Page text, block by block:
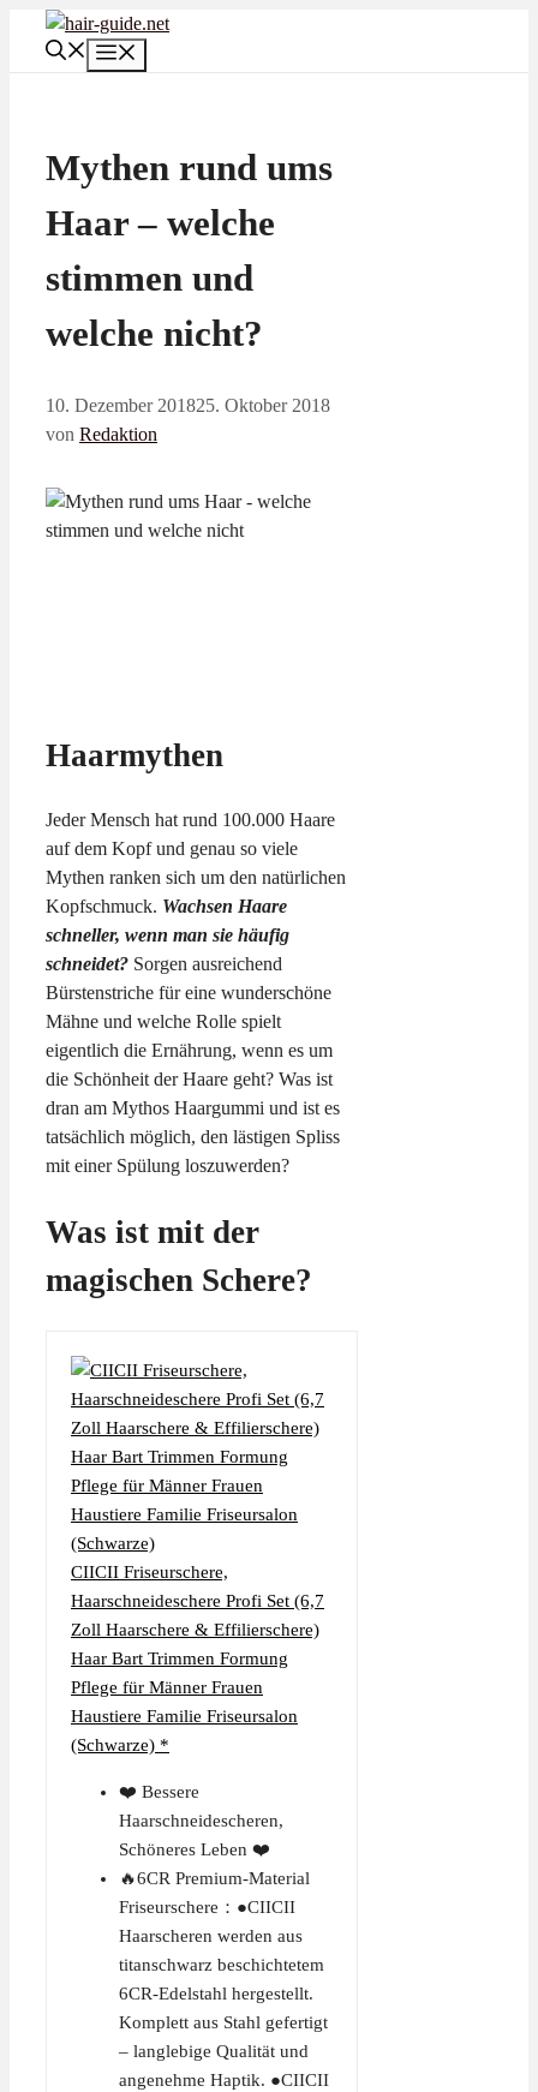
Inhalt
Mythen rund ums
Haar – welche
stimmen und
welche nicht?
10. Dezember 201825. Oktober 2018
von Redaktion
Haarmythen
Jeder Mensch hat rund 100.000 Haare
auf dem Kopf und genau so viele
Mythen ranken sich um den natürlichen
Kopfschmuck. Wachsen Haare
schneller, wenn man sie häufig
schneidet? Sorgen ausreichend
Bürstenstriche für eine wunderschöne
Mähne und welche Rolle spielt
eigentlich die Ernährung, wenn es um
die Schönheit der Haare geht? Was ist
dran am Mythos Haargummi und ist es
tatsächlich möglich, den lästigen Spliss
mit einer Spülung loszuwerden?
Was ist mit der
magischen Schere?
CIICII Friseurschere,
Haarschneideschere Profi Set (6,7
Zoll Haarschere & Effilierschere)
Haar Bart Trimmen Formung
Pflege für Männer Frauen
Haustiere Familie Friseursalon
(Schwarze) *
❤️ Bessere
Haarschneidescheren,
Schöneres Leben ❤️
🔥6CR Premium-Material
Friseurschere：●CIICII
Haarscheren werden aus
titanschwarz beschichtetem
6CR-Edelstahl hergestellt.
Komplett aus Stahl gefertigt
– langlebige Qualität und
angenehme Haptik. ●CIICII